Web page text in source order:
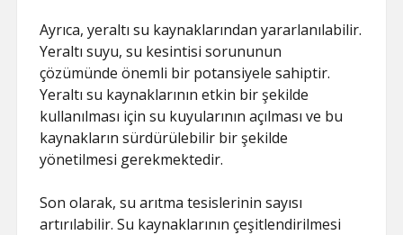
Ayrıca, yeraltı su kaynaklarından yararlanılabilir.
Yeraltı suyu, su kesintisi sorununun
çözümünde önemli bir potansiyele sahiptir.
Yeraltı su kaynaklarının etkin bir şekilde
kullanılması için su kuyularının açılması ve bu
kaynakların sürdürülebilir bir şekilde
yönetilmesi gerekmektedir.
Son olarak, su arıtma tesislerinin sayısı
artırılabilir. Su kaynaklarının çeşitlendirilmesi